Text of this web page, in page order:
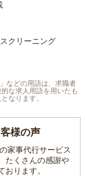
クリーニング
などの用語は、求職者
な求人用語を用いたも
なります。
様の声
家事代行サービス
たくさんの感謝や
おります。